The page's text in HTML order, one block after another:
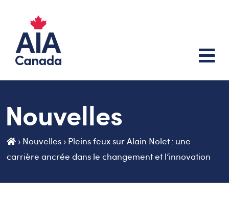
Nouvelles
› Nouvelles › Pleins feux sur Alain Nolet : une
carrière ancrée dans le changement et l’innovation